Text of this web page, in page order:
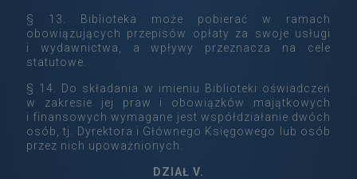
§ 13. Biblioteka może pobierać w ramach
obowiązujących przepisów opłaty za swoje usługi
i wydawnictwa, a wpływy przeznacza na cele
statutowe.
§ 14. Do składania w imieniu Biblioteki oświadczeń
w zakresie jej praw i obowiązków majątkowych
i finansowych wymagane jest współdziałanie dwóch
osób, tj. Dyrektora i Głównego Księgowego lub osób
przez nich upoważnionych.
DZIAŁ V.